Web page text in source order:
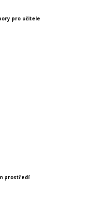
pro učitele
prostředí